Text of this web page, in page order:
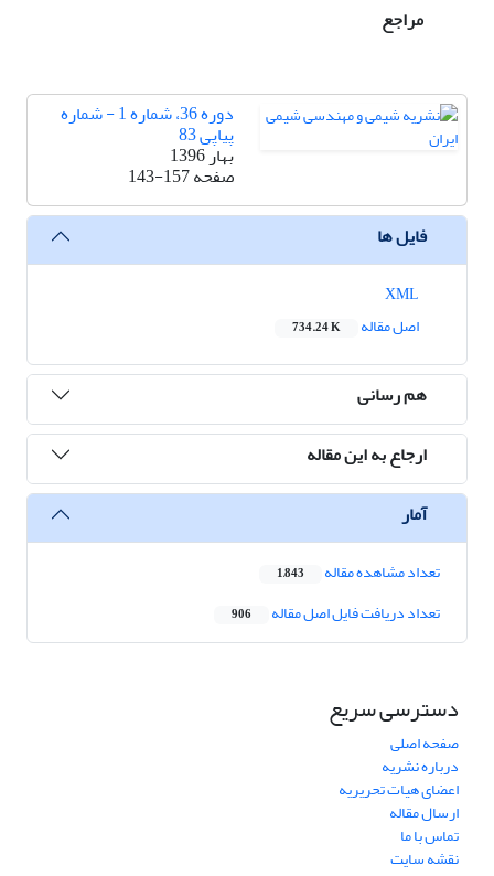
مراجع
دوره 36، شماره 1 - شماره
پیاپی 83
بهار 1396
صفحه143-157
فایل ها
اصل مقاله
734.24 K
هم رسانی
ارجاع به این مقاله
آمار
تعداد مشاهده مقاله 1,843
تعداد دریافت فایل اصل مقاله 906
دسترسی سریع
صفحه اصلی
درباره نشریه
اعضای هیات تحریریه
ارسال مقاله
تماس با ما
نقشه سایت